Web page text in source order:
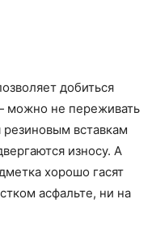
добиться
можно не переживать
вставкам
износу. А
хорошо гасят
асфальте, ни на